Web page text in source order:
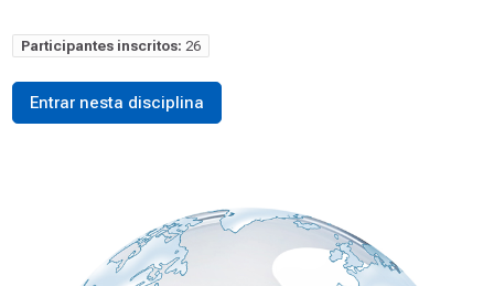
Participantes inscritos: 26
Entrar nesta disciplina